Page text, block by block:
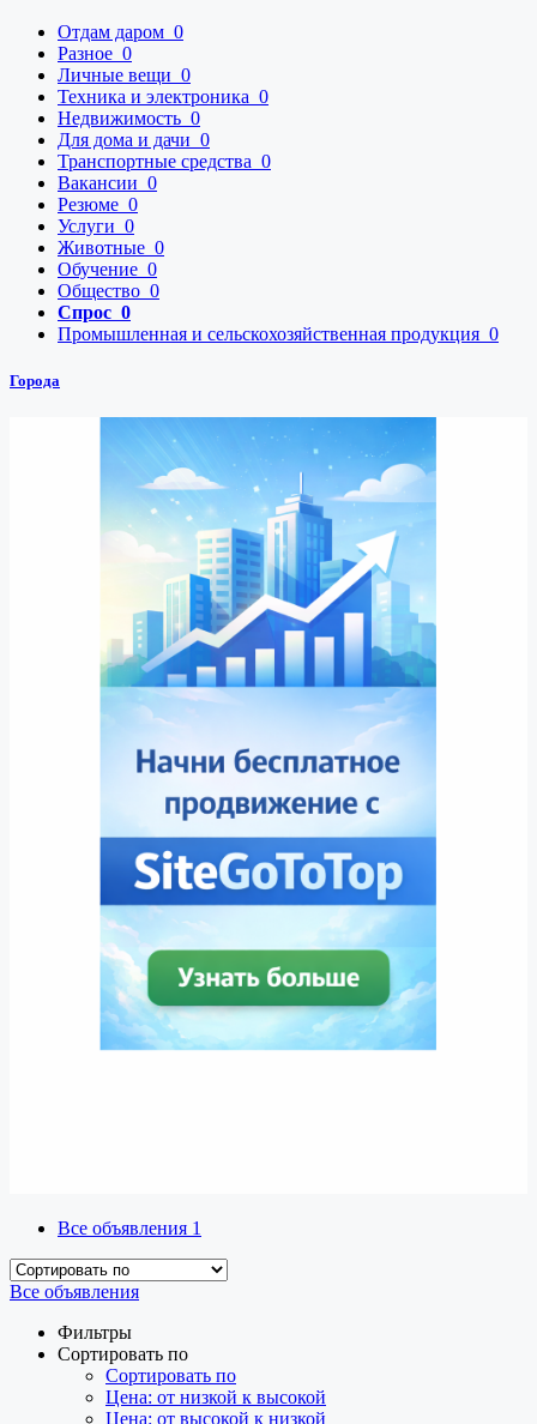
Отдам даром 0
Разное 0
Личные вещи 0
Техника и электроника 0
Недвижимость 0
Для дома и дачи 0
Транспортные средства 0
Вакансии 0
Резюме 0
Услуги 0
Животные 0
Обучение 0
Общество 0
Спрос 0
Промышленная и сельскохозяйственная продукция 0
Города
Все объявления 1
Все объявления
Фильтры
Сортировать по
Сортировать по
Цена: от низкой к высокой
Цена: от высокой к низкой